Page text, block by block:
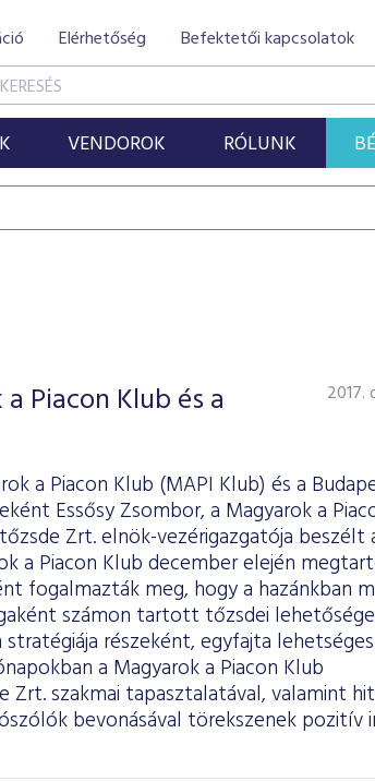
Elérhetőség Befektetői kapcsolatok
VENDOROK RÓLUNK
Piacon Klub és a
2017.
a Piacon Klub (MAPI Klub) és a
Essősy Zsombor, a Magyarok a
Zrt. elnök-vezérigazgatója beszélt
a Piacon Klub december elején
fogalmazták meg, hogy a hazánkban
számon tartott tőzsdei
részeként, egyfajta lehetséges
a Magyarok a Piacon Klub
Zrt. szakmai tapasztalatával, valamint
bevonásával törekszenek pozitív